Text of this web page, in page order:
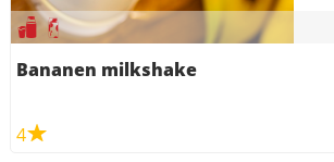
Bananen milkshake
4